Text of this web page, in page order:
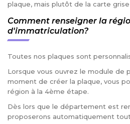
plaque, mais plutôt de la carte
Comment renseigner la
d'immatriculation?
Toutes nos plaques sont
Lorsque vous ouvrez le module de
moment de créer la plaque, vous
région à la 4ème étape.
Dès lors que le département est
proposerons automatiquement